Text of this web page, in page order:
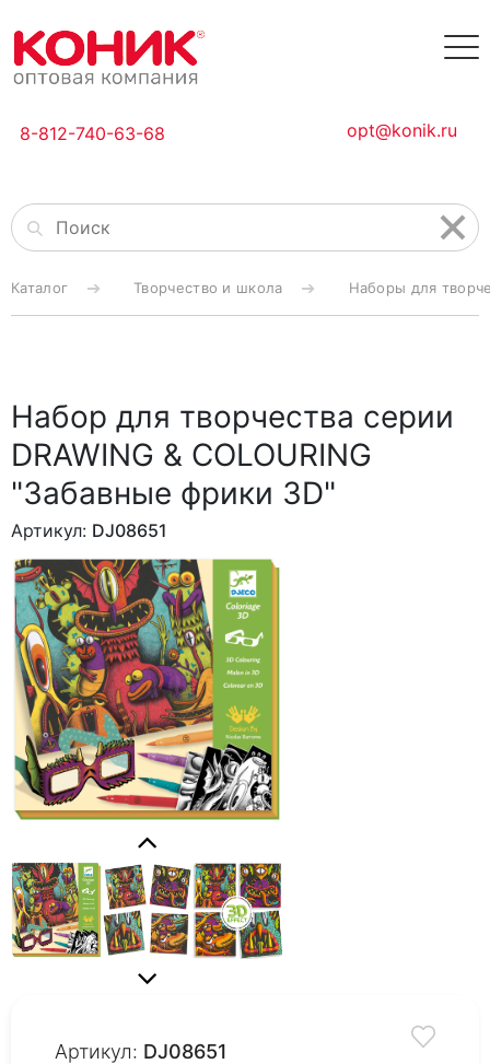
8-812-740-63-68 opt@konik.ru
Каталог Творчество и школа Наборы для
Набор для творчества серии
DRAWING & COLOURING
"Забавные фрики 3D"
Артикул: DJ08651
Артикул: DJ08651